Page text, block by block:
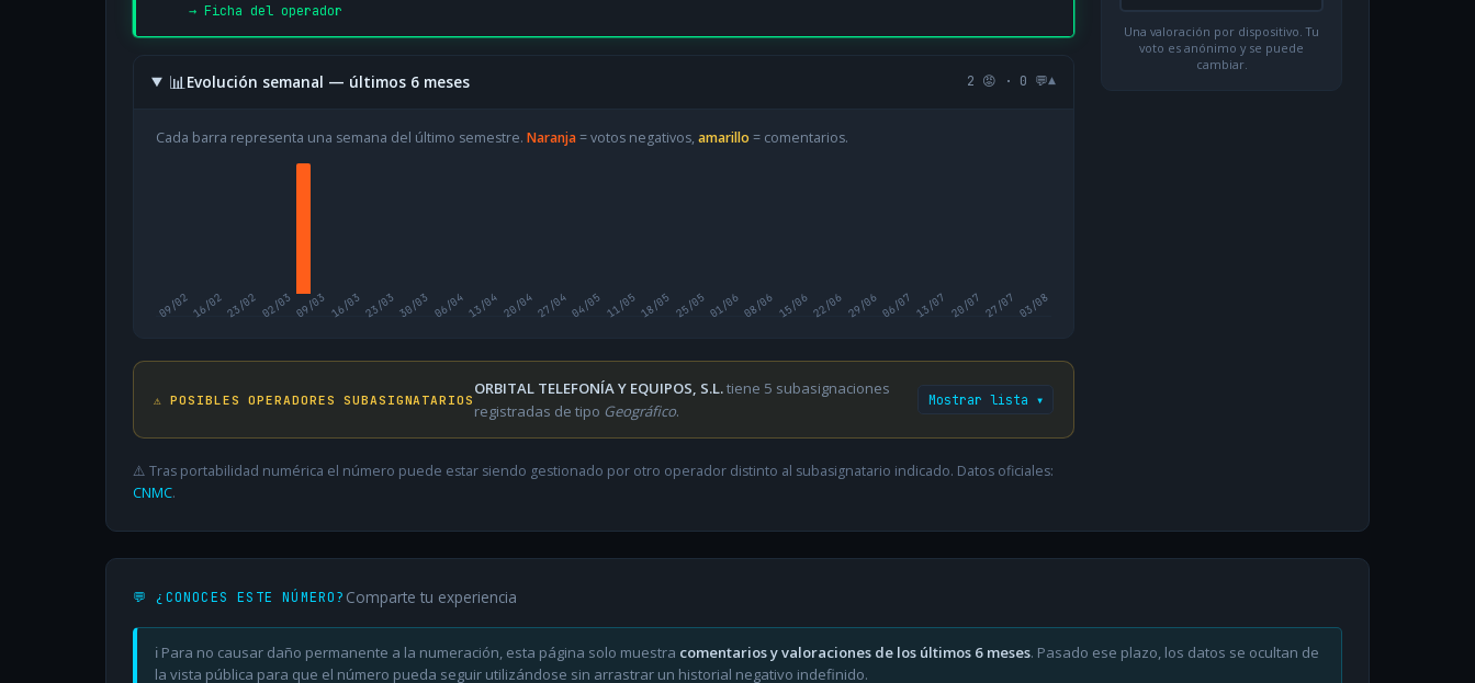
→ Ficha del operador
📊Evolución semanal — últimos 6 meses 2 😡 · 0 💬▾
Cada barra representa una semana del último semestre. Naranja= votos negativos, amarillo = comentarios.
09/0216/0223/02 02/03 09/03 16/03 23/03 30/03 06/0413/04 20/0427/0404/05 11/0518/05 25/0501/0608/06 15/0622/06 29/0606/07 13/07 20/07 27/07 03/08
⚠️ POSIBLES OPERADORES SUBASIGNATARIOS
ORBITAL TELEFONÍA Y EQUIPOS, S.L.tiene 5 subasignaciones
registradas de tipo Geográfico.
Mostrar lista ▾
⚠️ Tras portabilidad numérica el número puede estar siendo gestionado por otro operador distinto al subasignatario indicado. Datos oficiales:
CNMC.
Una valoración por dispositivo. Tu
voto es anónimo y se puede
cambiar.
💬 ¿CONOCES ESTE NÚMERO? Comparte tu experiencia
ℹ️ Para no causar daño permanente a la numeración, esta página solo muestra comentarios y valoraciones de los últimos 6 meses. Pasado ese plazo, los datos se ocultan de
la vista pública para que el número pueda seguir utilizándose sin arrastrar un historial negativo indefinido.